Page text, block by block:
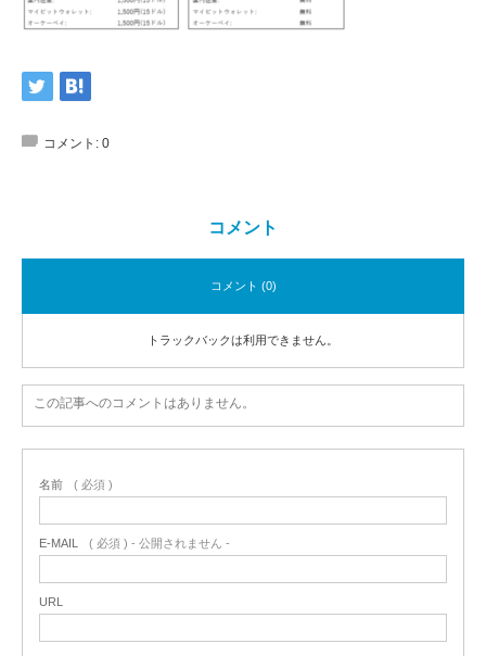
コメント: 0
コメント
コメント (0)
トラックバックは利用できません。
この記事へのコメントはありません。
名前 ( 必須 )
E-MAIL ( 必須 ) - 公開されません -
URL